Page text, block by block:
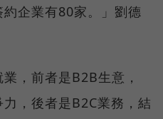
企業有80家。」劉德
，前者是B2B生意，
，後者是B2C業務，結